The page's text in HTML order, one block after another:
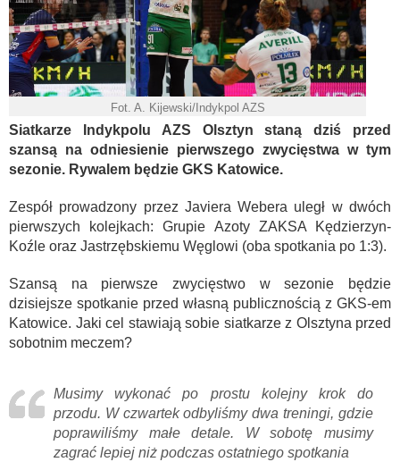
Fot. A. Kijewski/Indykpol AZS
Siatkarze Indykpolu AZS Olsztyn staną dziś przed
szansą na odniesienie pierwszego zwycięstwa w tym
sezonie. Rywalem będzie GKS Katowice.
Zespół prowadzony przez Javiera Webera uległ w dwóch
pierwszych kolejkach: Grupie Azoty ZAKSA Kędzierzyn-
Koźle oraz Jastrzębskiemu Węglowi (oba spotkania po 1:3).
Szansą na pierwsze zwycięstwo w sezonie będzie
dzisiejsze spotkanie przed własną publicznością z GKS-em
Katowice. Jaki cel stawiają sobie siatkarze z Olsztyna przed
sobotnim meczem?
Musimy wykonać po prostu kolejny krok do
przodu. W czwartek odbyliśmy dwa treningi, gdzie
poprawiliśmy małe detale. W sobotę musimy
zagrać lepiej niż podczas ostatniego spotkania